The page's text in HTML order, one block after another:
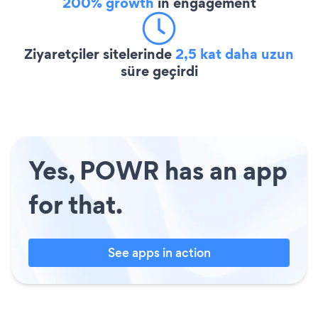
Ziyaretçiler sitelerinde2,5 kat daha uzun
süre geçirdi
Yes, POWR has an app
for that.
See apps in action